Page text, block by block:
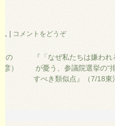
コメントをどうぞ
の
）
『「なぜ私たちは嫌わ
が憂う、参議院選挙の“
すべき類似点』（7/18